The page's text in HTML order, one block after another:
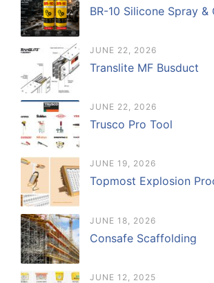
BR-10 Silicone Spray &
JUNE 22, 2026
Translite MF Busduct
JUNE 22, 2026
Trusco Pro Tool
JUNE 19, 2026
Topmost Explosion
JUNE 18, 2026
Consafe Scaffolding
JUNE 12, 2025